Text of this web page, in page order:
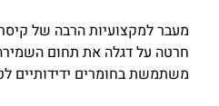
מעבר למקצועיות הרבה של
חרטה על דגלה את תחום
משתמשת בחומרים ידידותיים